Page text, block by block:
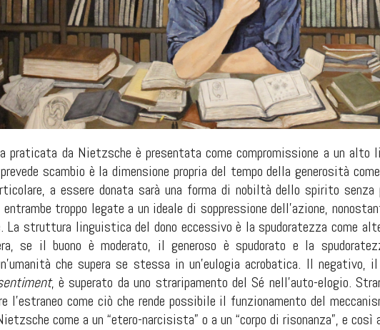
praticata da Nietzsche è presentata come compromissione a un
scambio è la dimensione propria del tempo della generosità
a essere donata sarà una forma di nobiltà dello spirito
entrambe troppo legate a un ideale di soppressione dell’azione,
La struttura linguistica del dono eccessivo è la spudoratezza come
se il buono è moderato, il generoso è spudorato e la
che supera se stessa in un’eulogia acrobatica. Il negativo,
, è superato da uno straripamento del Sé nell’auto-elogio.
l’estraneo come ciò che rende possibile il funzionamento del
come a un “etero-narcisista” o a un “corpo di risonanza”, e così